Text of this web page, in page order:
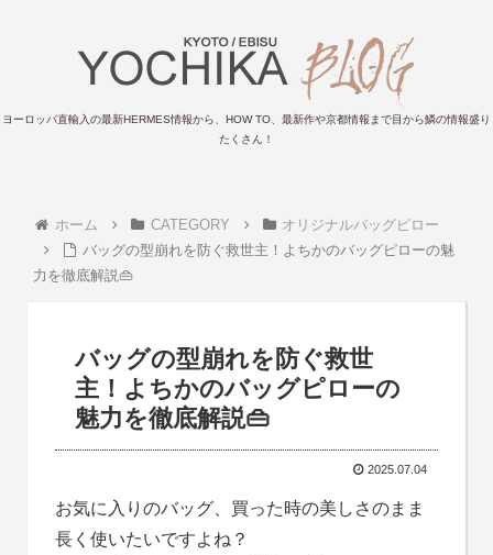
ヨーロッパ直輸入の最新HERMES情報から、HOW TO、最新作や京都情報まで目から鱗の情報盛り
たくさん！
ホーム CATEGORY
オリジナルバッグピロー
バッグの型崩れを防ぐ救世主！よちかのバッグピローの魅
力を徹底解説👜
バッグの型崩れを防ぐ救世
主！よちかのバッグピローの
魅力を徹底解説👜
2025.07.04
お気に入りのバッグ、買った時の美しさのまま
長く使いたいですよね？